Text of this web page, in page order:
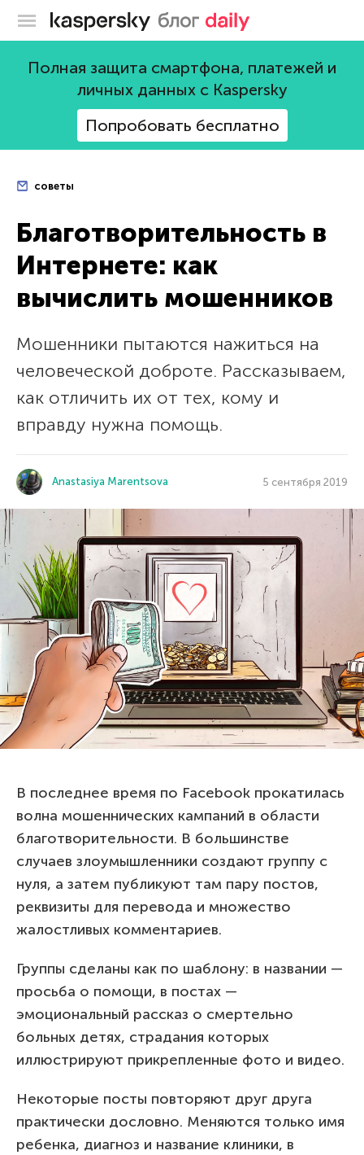
Блог Касперского
Полная защита смартфона, платежей и
личных данных с Kaspersky
Попробовать бесплатно
советы
Благотворительность в
Интернете: как
вычислить мошенников
Мошенники пытаются нажиться на
человеческой доброте. Рассказываем,
как отличить их от тех, кому и
вправду нужна помощь.
Anastasiya Marentsova 5 сентября 2019
В последнее время по Facebook прокатилась
волна мошеннических кампаний в области
благотворительности. В большинстве
случаев злоумышленники создают группу с
нуля, а затем публикуют там пару постов,
реквизиты для перевода и множество
жалостливых комментариев.
Группы сделаны как по шаблону: в названии —
просьба о помощи, в постах —
эмоциональный рассказ о смертельно
больных детях, страдания которых
иллюстрируют прикрепленные фото и видео.
Некоторые посты повторяют друг друга
практически дословно. Меняются только имя
ребенка, диагноз и название клиники, в